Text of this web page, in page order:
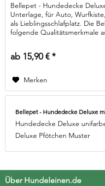
Bellepet - Hundedecke
Unterlage, für Auto,
als Lieblingsschlafplatz. Die
folgende Qualitätsmerkmale
ab 15,90 € *
Merken
Bellepet - Hundedecke Deluxe
Hundedecke Deluxe
Deluxe Pfötchen Muster
Über Hundeleinen.de